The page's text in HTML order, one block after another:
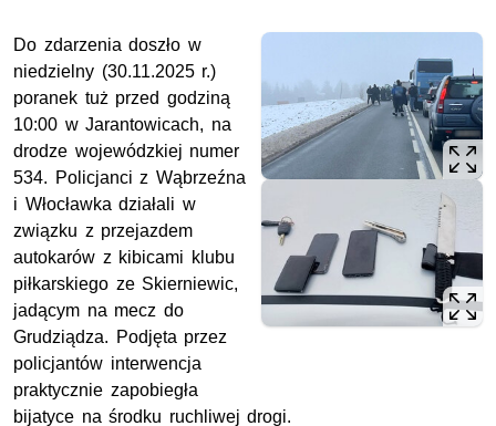
Do zdarzenia doszło w
niedzielny (30.11.2025 r.)
poranek tuż przed godziną
10:00 w Jarantowicach, na
drodze wojewódzkiej numer
534. Policjanci z Wąbrzeźna
i Włocławka działali w
związku z przejazdem
autokarów z kibicami klubu
piłkarskiego ze Skierniewic,
jadącym na mecz do
Grudziądza. Podjęta przez
policjantów interwencja
praktycznie zapobiegła
bijatyce na środku ruchliwej drogi.